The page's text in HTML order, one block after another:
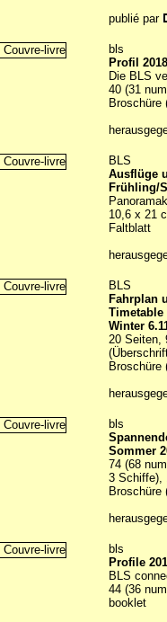
publié par
bls
Profil 2018
Die BLS
40 (31
Broschüre
BLS
Ausflüge
Frühling/
10,6 x 21
Faltblatt
BLS
Fahrplan
Timetable
Winter
20 Seiten,
Broschüre
bls
Sommer
74 (68
3 Schiffe),
Broschüre
bls
Profile
BLS
44 (36
booklet